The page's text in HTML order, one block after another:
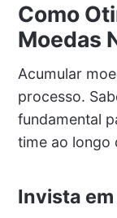
Como
Moedas
Acumular
processo.
fundamental
time ao longo
Invista